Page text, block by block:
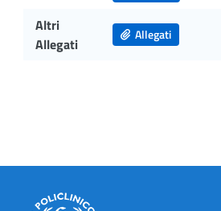
Altri
Allegati
Allegati